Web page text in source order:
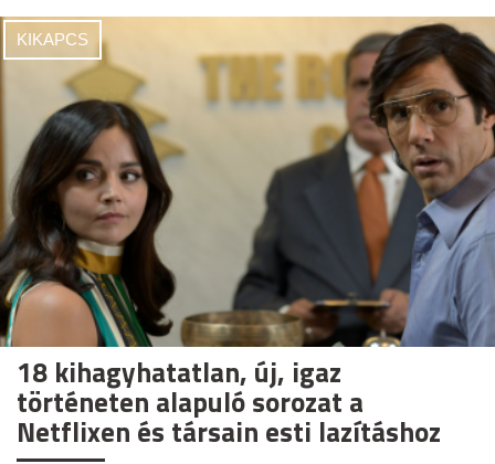
KIKAPCS
18 kihagyhatatlan, új, igaz
történeten alapuló sorozat a
Netflixen és társain esti lazításhoz